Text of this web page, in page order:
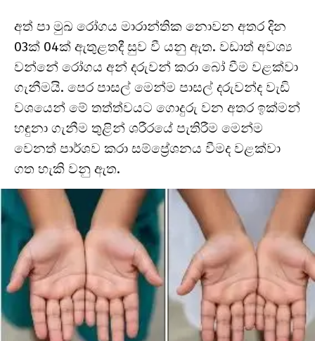
අත් පා මුඛ රෝගය මාරාන්තික නොවන අතර දින
03ක් 04ක් ඇතුළතදී සුව වී යනු ඇත. වඩාත් අවශ්‍ය
වන්නේ රෝගය අන් දරුවන් කරා බෝ වීම වළක්වා
ගැනීමයි. පෙර පාසල් මෙන්ම පාසල් දරුවන්ද වැඩි
වශයෙන් මේ තත්ත්වයට ගොදුරු වන අතර ඉක්මන්
හඳුනා ගැනීම තුළින් ශරීරයේ පැතිරීම මෙන්ම
වෙනත් පාර්ශව කරා සම්ප්‍රේශනය වීමද වළක්වා
ගත හැකි වනු ඇත.